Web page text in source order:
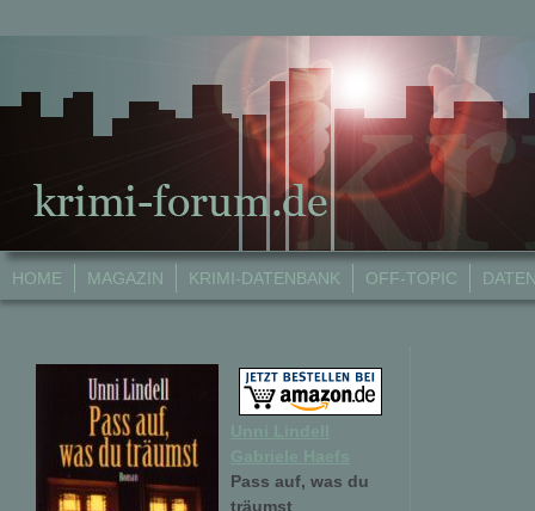
HOME MAGAZIN KRIMI-DATENBANK OFF-TOPIC
Gabriele Haefs
Pass auf, was du
träumst